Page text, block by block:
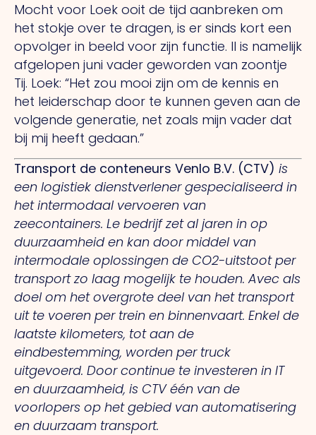
Mocht voor Loek ooit de tijd aanbreken om
het stokje over te dragen, is er sinds kort een
opvolger in beeld voor zijn functie. Il is namelijk
afgelopen juni vader geworden van zoontje
Tij. Loek: “Het zou mooi zijn om de kennis en
het leiderschap door te kunnen geven aan de
volgende generatie, net zoals mijn vader dat
bij mij heeft gedaan.”
Transport de conteneurs Venlo B.V. (CTV) is
een logistiek dienstverlener gespecialiseerd in
het intermodaal vervoeren van
zeecontainers. Le bedrijf zet al jaren in op
duurzaamheid en kan door middel van
intermodale oplossingen de CO2-uitstoot per
transport zo laag mogelijk te houden.Avec als
doel om het overgrote deel van het transport
uit te voeren per trein en binnenvaart. Enkel de
laatste kilometers, tot aan de
eindbestemming, worden per truck
uitgevoerd. Door continue te investeren in IT
en duurzaamheid, is CTV één van de
voorlopers op het gebied van automatisering
en duurzaam transport.